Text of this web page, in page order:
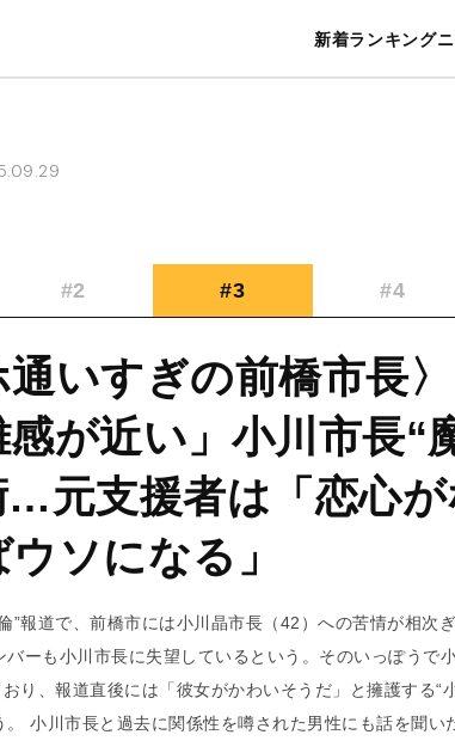
新着ランキング
暮らし スポー
#2 #3 #4
通いすぎの前橋市長
が近い」小川市長“
…元支援者は「恋心が
ソになる」
”報道で、前橋市には小川晶市長（42）への苦情が相次
バーも小川市長に失望しているという。そのいっぽうで
おり、報道直後には「彼女がかわいそうだ」と擁護する“
小川市長と過去に関係性を噂された男性にも話を聞い